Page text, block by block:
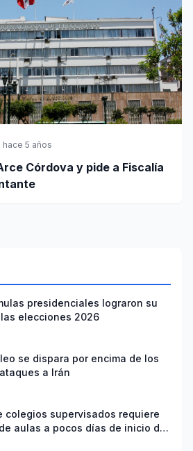
hace 5 años
Córdova y pide a Fiscalía
presidenciales lograron su
elecciones 2026
se dispara por encima de los
a Irán
colegios supervisados requiere
aulas a pocos días de inicio del